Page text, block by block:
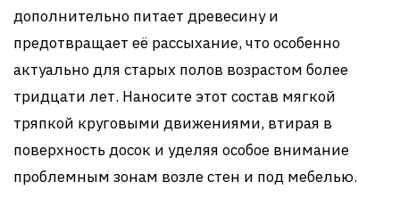
дополнительно питает древесину и
предотвращает её рассыхание, что особенно
актуально для старых полов возрастом более
тридцати лет. Наносите этот состав мягкой
тряпкой круговыми движениями, втирая в
поверхность досок и уделяя особое внимание
проблемным зонам возле стен и под мебелью.